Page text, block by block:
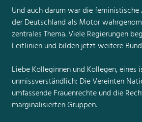
Und auch darum war die
der Deutschland als Motor
zentrales Thema. Viele Regierungen
Leitlinien und bilden jetzt weitere
Liebe Kolleginnen und Kollegen, eines
unmissverständlich: Die Vereinten
umfassende Frauenrechte und die
marginalisierten Gruppen.